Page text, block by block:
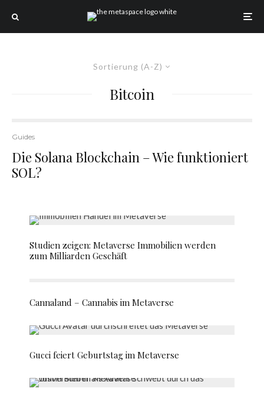
Sortierung (A-Z)
Bitcoin
Guides
Die Solana Blockchain – Wie funktioniert
SOL?
Studien zeigen: Metaverse Immobilien werden
zum Milliarden Geschäft
Cannaland – Cannabis im Metaverse
Gucci feiert Geburtstag im Metaverse